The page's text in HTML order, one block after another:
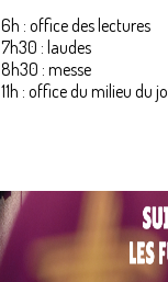
6h : office des lectures
7h30 : laudes
8h30 : messe
11h : office du milieu du